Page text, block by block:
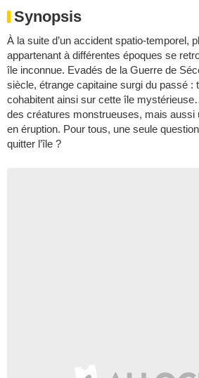
Synopsis
À la suite d’un accident spatio-temporel,
appartenant à différentes époques se
île inconnue. Evadés de la Guerre de
siècle, étrange capitaine surgi du passé :
cohabitent ainsi sur cette île
des créatures monstrueuses, mais aussi
en éruption. Pour tous, une seule
quitter l’île ?